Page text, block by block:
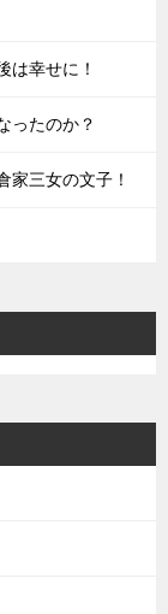
は幸せに！
ったのか？
家三女の文子！